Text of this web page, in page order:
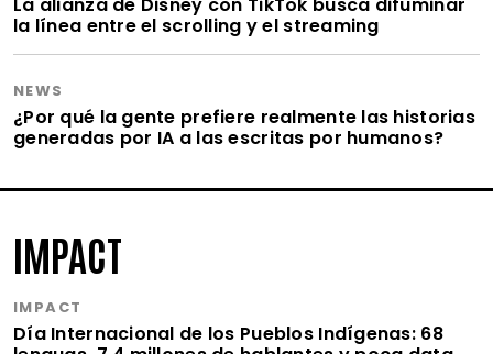
la línea entre el scrolling y el streaming
NEWS
¿Por qué la gente prefiere realmente las historias
generadas por IA a las escritas por humanos?
IMPACT
IMPACT
Día Internacional de los Pueblos Indígenas: 68